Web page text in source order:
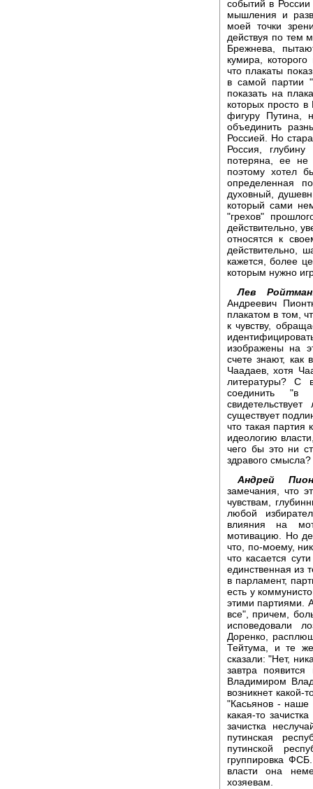
событий в России
мышления и
моей точки
действуя по тем
Брежнева,
кумира,
что плакаты
в самой партии
показать на
которых просто
фигуру Путина,
объединить
Россией. Но
Россия,
потеряна, ее
поэтому хотел
определенная
духовный,
который сами
"грехов"
действительно,
относятся к
действительно,
кажется, более
которым нужно
Лев
Андреевич
плакатом в том,
к чувству,
изображены на
счете знают,
Чаадаев, хотя
литературы? С
соединить "в
существует
что такая
идеологию
чего бы это ни
здравого смысла?
Андрей
замечания, что
чувствам,
любой
влияния на
мотивацию. Но
что, по-моему,
что касается
единственная из
в парламент,
есть у
этими партиями.
все", причем,
исповедовали
Доренко,
Тейтума, и те
сказали: "Нет,
завтра
Владимиром
возникнет какой-
"Касьянов - наше
какая-то
зачистка
путинская
путинской
группировка
власти она
хозяевам.